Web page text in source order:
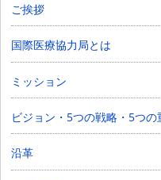
ご挨拶
国際医療協力局とは
ミッション
ビジョン・5つの戦略・5つの
沿革